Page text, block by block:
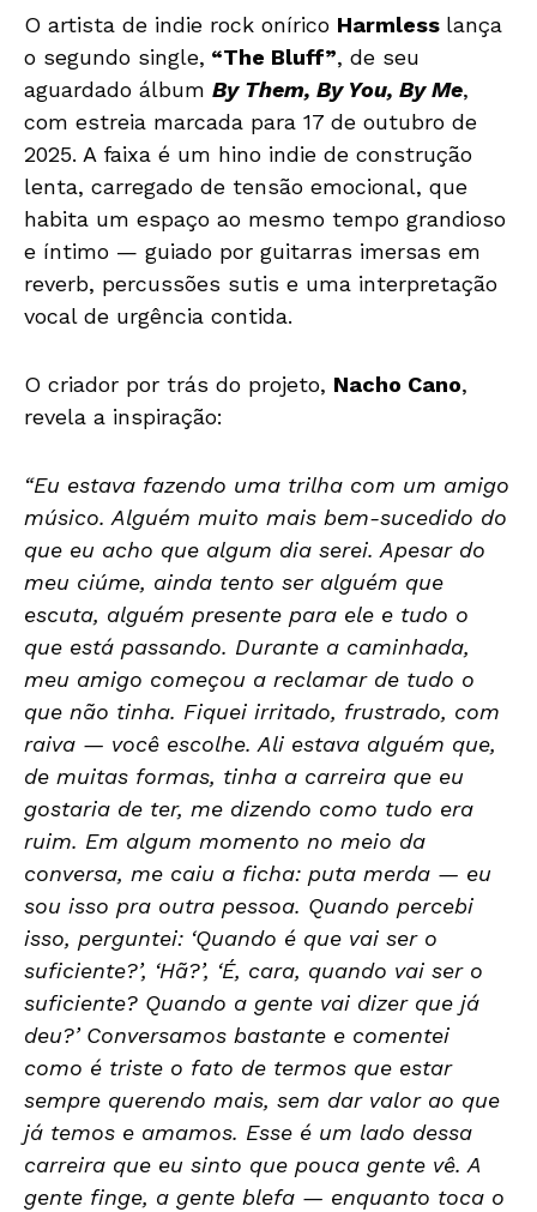
O artista de indie rock onírico Harmless lança
o segundo single, “The Bluff”, de seu
aguardado álbum By Them, By You, By Me,
com estreia marcada para 17 de outubro de
2025. A faixa é um hino indie de construção
lenta, carregado de tensão emocional, que
habita um espaço ao mesmo tempo grandioso
e íntimo — guiado por guitarras imersas em
reverb, percussões sutis e uma interpretação
vocal de urgência contida.
O criador por trás do projeto, Nacho Cano,
revela a inspiração:
“Eu estava fazendo uma trilha com um amigo
músico. Alguém muito mais bem-sucedido do
que eu acho que algum dia serei. Apesar do
meu ciúme, ainda tento ser alguém que
escuta, alguém presente para ele e tudo o
que está passando. Durante a caminhada,
meu amigo começou a reclamar de tudo o
que não tinha. Fiquei irritado, frustrado, com
raiva — você escolhe. Ali estava alguém que,
de muitas formas, tinha a carreira que eu
gostaria de ter, me dizendo como tudo era
ruim. Em algum momento no meio da
conversa, me caiu a ficha: puta merda — eu
sou isso pra outra pessoa. Quando percebi
isso, perguntei: ‘Quando é que vai ser o
suficiente?’, ‘Hã?’, ‘É, cara, quando vai ser o
suficiente? Quando a gente vai dizer que já
deu?’ Conversamos bastante e comentei
como é triste o fato de termos que estar
sempre querendo mais, sem dar valor ao que
já temos e amamos. Esse é um lado dessa
carreira que eu sinto que pouca gente vê. A
gente finge, a gente blefa — enquanto toca o